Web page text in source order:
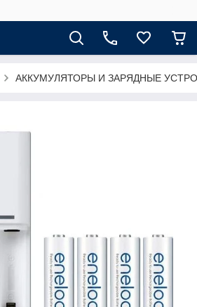
АККУМУЛЯТОРЫ И ЗАРЯДНЫЕ